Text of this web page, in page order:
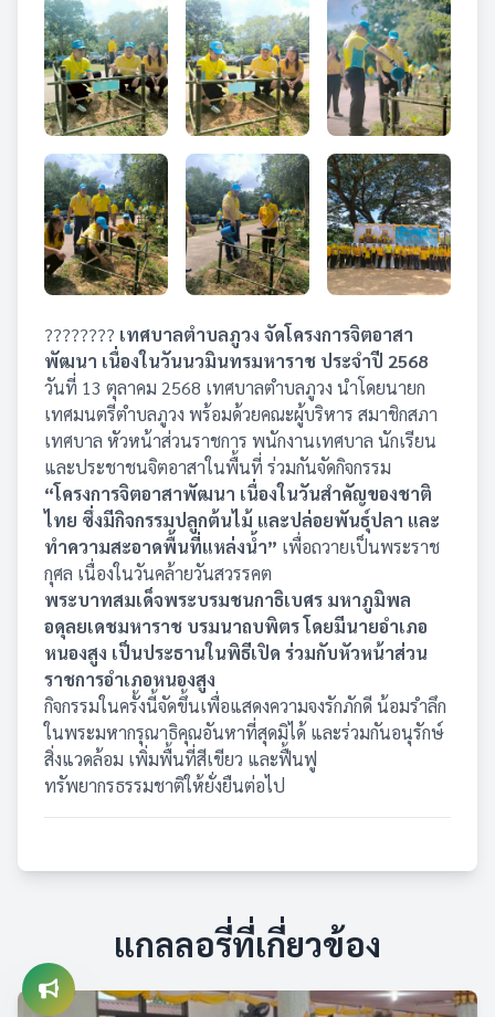
???????? เทศบาลตำบลภูวง จัดโครงการจิตอาสา
พัฒนา เนื่องในวันนวมินทรมหาราช ประจำปี 2568
วันที่ 13 ตุลาคม 2568 เทศบาลตำบลภูวง นำโดยนายก
เทศมนตรีตำบลภูวง พร้อมด้วยคณะผู้บริหาร สมาชิกสภา
เทศบาล หัวหน้าส่วนราชการ พนักงานเทศบาล นักเรียน
และประชาชนจิตอาสาในพื้นที่ ร่วมกันจัดกิจกรรม
“โครงการจิตอาสาพัฒนา เนื่องในวันสำคัญของชาติ
ไทย ซึ่งมีกิจกรรมปลูกต้นไม้ และปล่อยพันธุ์ปลา และ
ทำความสะอาดพื้นที่แหล่งน้ำ” เพื่อถวายเป็นพระราช
กุศล เนื่องในวันคล้ายวันสวรรคต
พระบาทสมเด็จพระบรมชนกาธิเบศร มหาภูมิพล
อดุลยเดชมหาราช บรมนาถบพิตร โดยมีนายอำเภอ
หนองสูง เป็นประธานในพิธีเปิด ร่วมกับหัวหน้าส่วน
ราชการอำเภอหนองสูง
กิจกรรมในครั้งนี้จัดขึ้นเพื่อแสดงความจงรักภักดี น้อมรำลึก
ในพระมหากรุณาธิคุณอันหาที่สุดมิได้ และร่วมกันอนุรักษ์
สิ่งแวดล้อม เพิ่มพื้นที่สีเขียว และฟื้นฟู
ทรัพยากรธรรมชาติให้ยั่งยืนต่อไป
แกลลอรี่ที่เกี่ยวข้อง